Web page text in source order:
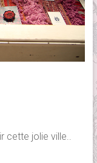
cette jolie ville..